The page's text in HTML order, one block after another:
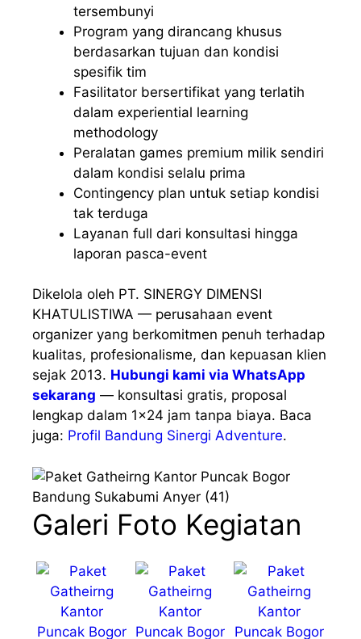
tersembunyi
Program yang dirancang khusus
berdasarkan tujuan dan kondisi
spesifik tim
Fasilitator bersertifikat yang terlatih
dalam experiential learning
methodology
Peralatan games premium milik sendiri
dalam kondisi selalu prima
Contingency plan untuk setiap kondisi
tak terduga
Layanan full dari konsultasi hingga
laporan pasca-event
Dikelola oleh PT. SINERGY DIMENSI
KHATULISTIWA — perusahaan event
organizer yang berkomitmen penuh terhadap
kualitas, profesionalisme, dan kepuasan klien
sejak 2013. Hubungi kami via WhatsApp
sekarang — konsultasi gratis, proposal
lengkap dalam 1×24 jam tanpa biaya. Baca
juga: Profil Bandung Sinergi Adventure.
Galeri Foto Kegiatan